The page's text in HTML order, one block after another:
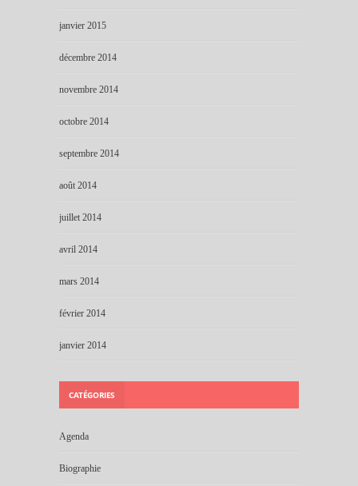
janvier 2015
décembre 2014
novembre 2014
octobre 2014
septembre 2014
août 2014
juillet 2014
avril 2014
mars 2014
février 2014
janvier 2014
CATÉGORIES
Agenda
Biographie